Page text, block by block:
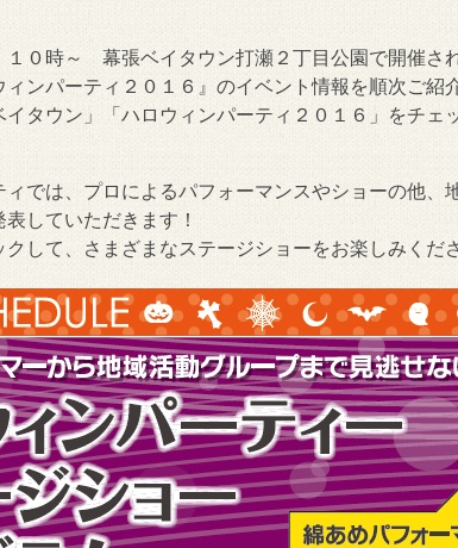
１０時～ 幕張ベイタウン打瀬２丁目公園で開催さ
ィンパーティ２０１６』のイベント情報を順次ご紹
イタウン」「ハロウィンパーティ２０１６」をチェ
では、プロによるパフォーマンスやショーの他、
していただきます！
して、さまざまなステージショーをお楽しみくだ